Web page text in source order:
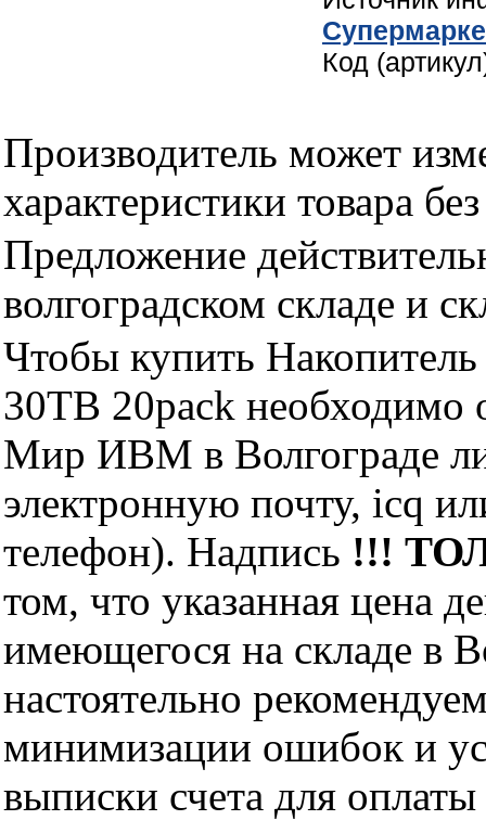
Код
Производитель может
характеристики товара
Предложение
волгоградском складе и
Чтобы купить
30TB 20pack необходимо
Мир ИВМ в Волгограде
электронную почту, icq
телефон). Надпись !!!
том, что указанная цена
имеющегося на складе в
настоятельно
минимизации ошибок и
выписки счета для